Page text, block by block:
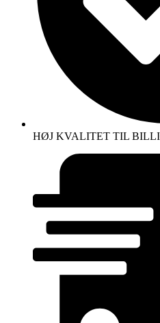
HØJ KVALITET TIL